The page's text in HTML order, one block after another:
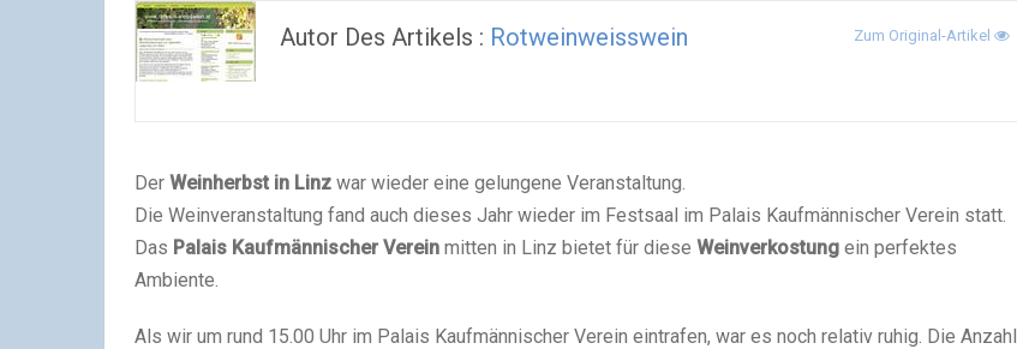
Autor Des Artikels : Rotweinweisswein Zum Original-Artikel
Der Weinherbst in Linz war wieder eine gelungene Veranstaltung.
Die Weinveranstaltung fand auch dieses Jahr wieder im Festsaal im Palais Kaufmännischer Verein statt.
Das Palais Kaufmännischer Verein mitten in Linz bietet für diese Weinverkostung ein perfektes
Ambiente.
Als wir um rund 15.00 Uhr im Palais Kaufmännischer Verein eintrafen, war es noch relativ ruhig. Die Anzahl